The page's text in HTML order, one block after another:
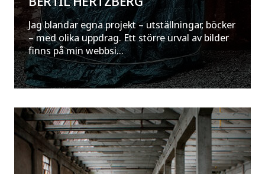
Jag blandar egna projekt – utställningar, böcker
– med olika uppdrag. Ett större urval av bilder
finns på min webbsi...